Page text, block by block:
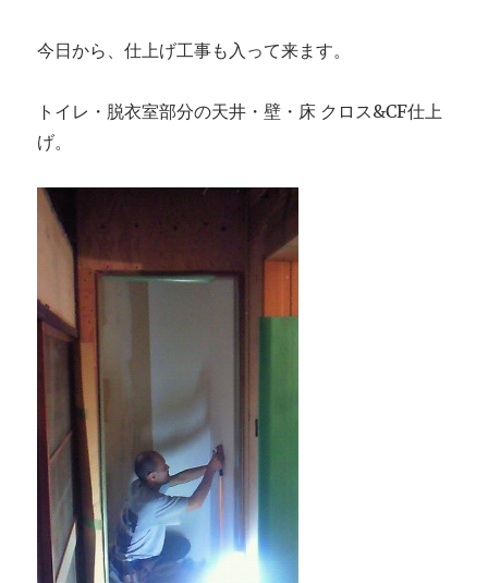
今日から、仕上げ工事も入って来ます。
トイレ・脱衣室部分の天井・壁・床 クロス&CF仕上
げ。